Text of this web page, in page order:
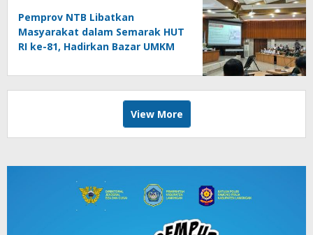
Pemprov NTB Libatkan
Masyarakat dalam Semarak HUT
RI ke-81, Hadirkan Bazar UMKM
View More